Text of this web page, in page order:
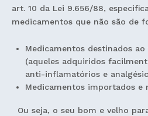
art. 10 da Lei 9.656/88,
medicamentos que não são de
Medicamentos destinados
(aqueles adquiridos
anti-inflamatórios e
Medicamentos importados e
Ou seja, o seu bom e velho